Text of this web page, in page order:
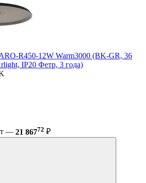
R450-12W Warm3000 (BK-GR, 36
IP20 Фетр, 3 года)
— 21 86772 ₽